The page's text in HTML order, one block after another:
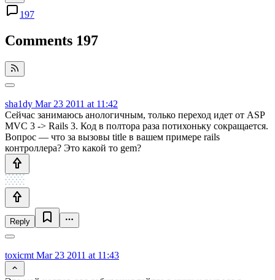
197
Comments 197
sha1dy Mar 23 2011 at 11:42
Сейчас занимаюсь анологичным, только переход идет от ASP
MVC 3 -> Rails 3. Код в полтора раза потихоньку сокращается.
Вопрос — что за вызовы title в вашем примере rails
контроллера? Это какой то gem?
Reply
toxicmt Mar 23 2011 at 11:43